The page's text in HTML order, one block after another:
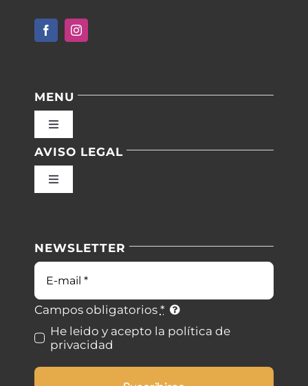
MENU
Toggle
Inicio
Blog
Contacto
AVISO LEGAL
Toggle
Condiciones de uso
Ley de cookies
Desistimiento
NEWSLETTER
Correo
electrónico
Campos obligatorios *
He leido y acepto la política de
privacidad